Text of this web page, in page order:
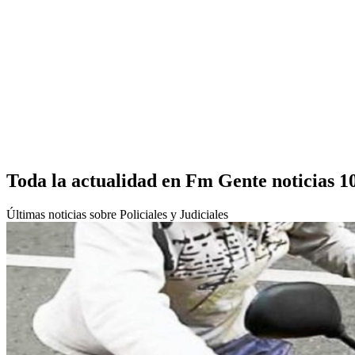
Toda la actualidad en Fm Gente noticias
Últimas noticias sobre Policiales y Judiciales